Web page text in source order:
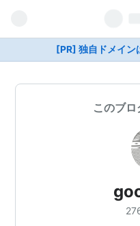
[PR] 独自ドメイン
このブ